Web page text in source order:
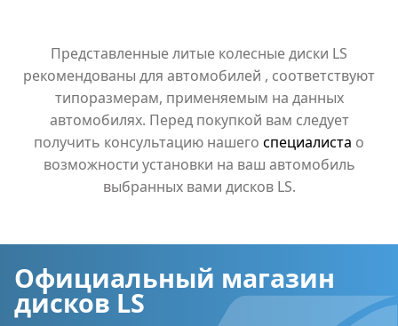
Представленные литые колесные диски LS
рекомендованы для автомобилей , соответствуют
типоразмерам, применяемым на данных
автомобилях. Перед покупкой вам следует
получить консультацию нашего специалиста о
возможности установки на ваш автомобиль
выбранных вами дисков LS.
Официальный магазин
дисков LS